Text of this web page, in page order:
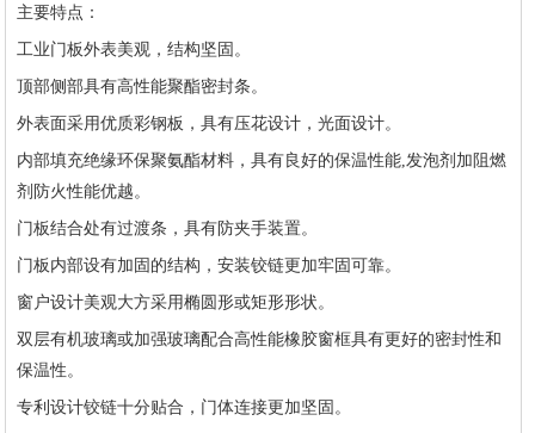
主要特点：
工业门板外表美观，结构坚固。
顶部侧部具有高性能聚酯密封条。
外表面采用优质彩钢板，具有压花设计，光面设计。
内部填充绝缘环保聚氨酯材料，具有良好的保温性能,发泡剂加阻燃
剂防火性能优越。
门板结合处有过渡条，具有防夹手装置。
门板内部设有加固的结构，安装铰链更加牢固可靠。
窗户设计美观大方采用椭圆形或矩形形状。
双层有机玻璃或加强玻璃配合高性能橡胶窗框具有更好的密封性和
保温性。
专利设计铰链十分贴合，门体连接更加坚固。